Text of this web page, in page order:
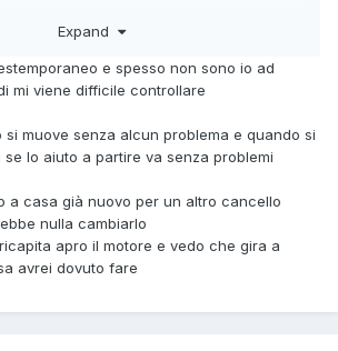
regolazione della frizione . Per
chiaro.
Expand
e spesso non sono io ad
mi viene difficile controllare
muove senza alcun problema e quando si
lo aiuto a partire va senza problemi
a casa già nuovo per un altro cancello
nulla cambiarlo
apro il motore e vedo che gira a
avrei dovuto fare